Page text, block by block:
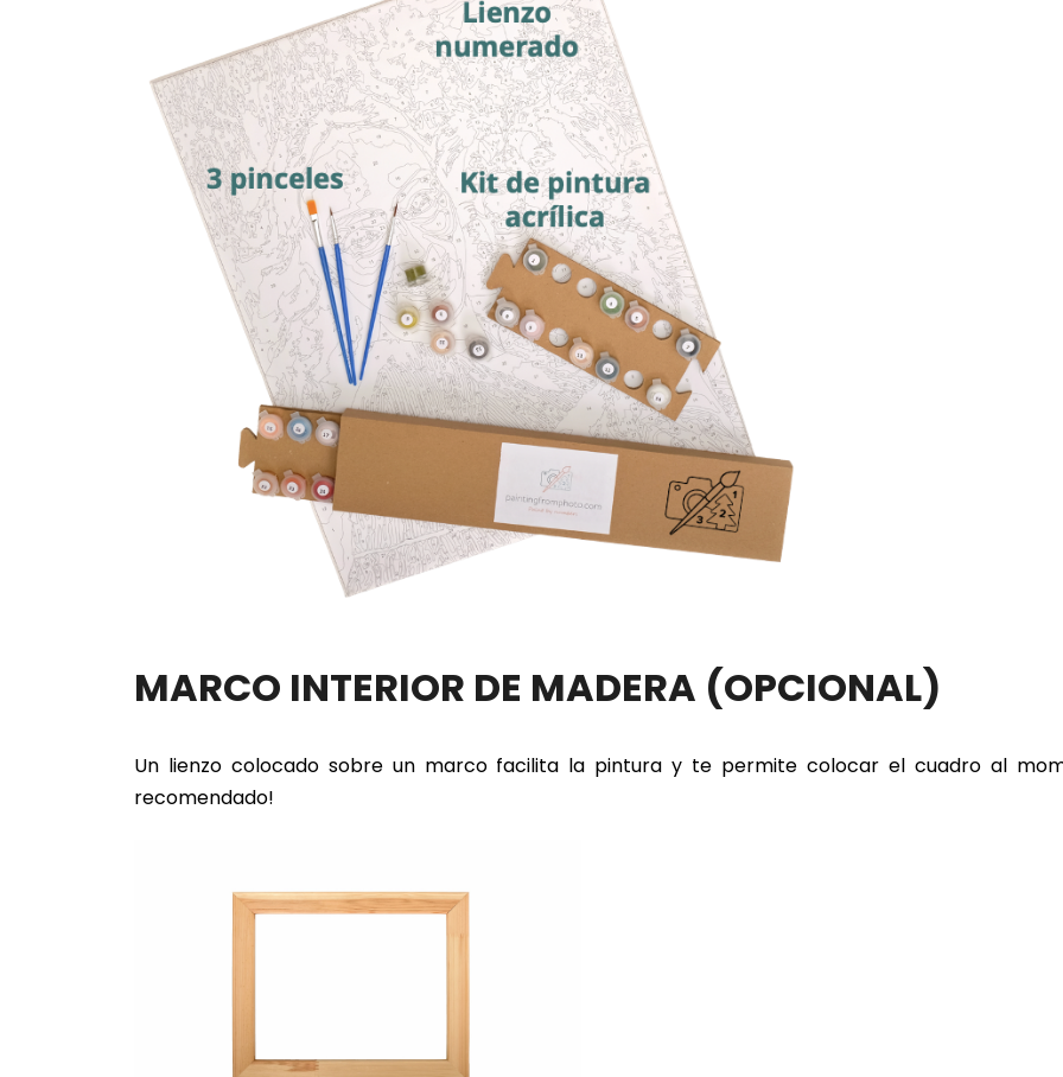
MARCO INTERIOR DE MADERA (OPCIONAL)
Un lienzo colocado sobre un marco facilita la pintura y te permite colocar el cuadro al
recomendado!